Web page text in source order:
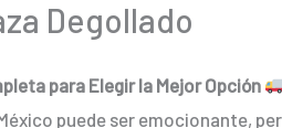
Degollado
para Elegir la Mejor Opción
puede ser emocionante,